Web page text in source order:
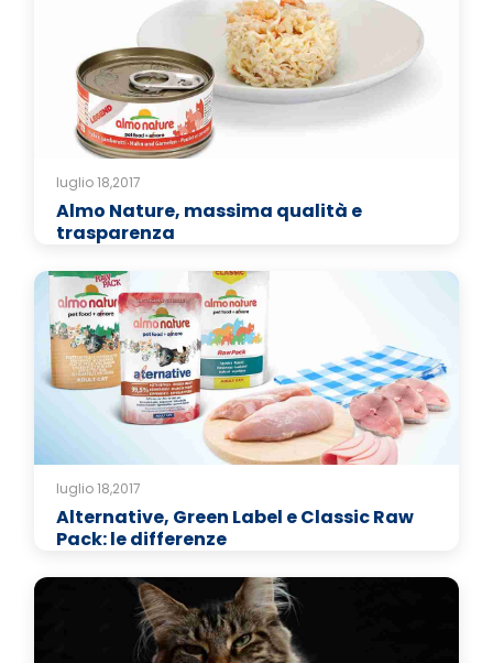
luglio 18,2017
Almo Nature, massima qualità e
trasparenza
luglio 18,2017
Alternative, Green Label e Classic Raw
Pack: le differenze